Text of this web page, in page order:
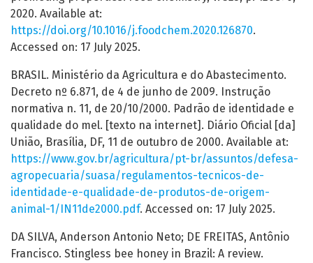
2020. Available at:
https://doi.org/10.1016/j.foodchem.2020.126870.
Accessed on: 17 July 2025.
BRASIL. Ministério da Agricultura e do Abastecimento.
Decreto nº 6.871, de 4 de junho de 2009. Instrução
normativa n. 11, de 20/10/2000. Padrão de identidade e
qualidade do mel. [texto na internet]. Diário Oficial [da]
União, Brasília, DF, 11 de outubro de 2000. Available at:
https://www.gov.br/agricultura/pt-br/assuntos/defesa-
agropecuaria/suasa/regulamentos-tecnicos-de-
identidade-e-qualidade-de-produtos-de-origem-
animal-1/IN11de2000.pdf. Accessed on: 17 July 2025.
DA SILVA, Anderson Antonio Neto; DE FREITAS, Antônio
Francisco. Stingless bee honey in Brazil: A review.